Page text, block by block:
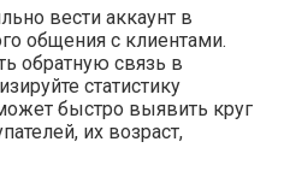
вести аккаунт в
общения с клиентами.
обратную связь в
статистику
быстро выявить круг
их возраст,